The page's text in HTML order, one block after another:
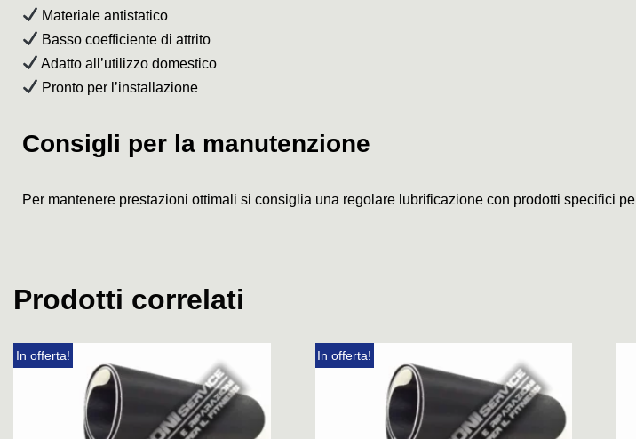
Materiale antistatico
Basso coefficiente di attrito
Adatto all’utilizzo domestico
Pronto per l’installazione
Consigli per la manutenzione
Per mantenere prestazioni ottimali si consiglia una regolare lubrificazione con prodotti specifici
Prodotti correlati
In offerta! In offerta!